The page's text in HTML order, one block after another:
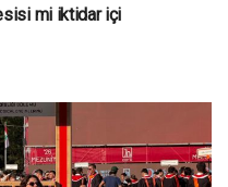
mi iktidar içi